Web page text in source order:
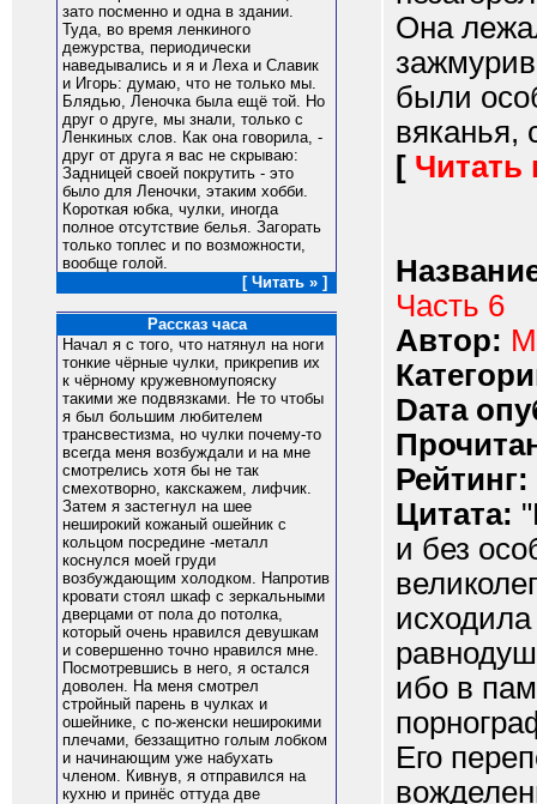
зато посменно и одна в здании.
Туда, во время ленкиного
дежурства, периодически
наведывались и я и Леха и Славик
и Игорь: думаю, что не только мы.
Блядью, Леночка была ещё той. Но
друг о друге, мы знали, только с
Ленкиных слов. Как она говорила, -
друг от друга я вас не скрываю:
Задницей своей покрутить - это
было для Леночки, этаким хобби.
Короткая юбка, чулки, иногда
полное отсутствие белья. Загорать
только топлес и по возможности,
вообще голой.
[ Читать » ]
Рассказ часа
Начал я с того, что натянул на ноги
тонкие чёрные чулки, прикрепив их
к чёрному кружевномупояску
такими же подвязками. Не то чтобы
я был большим любителем
трансвестизма, но чулки почему-то
всегда меня возбуждали и на мне
смотрелись хотя бы не так
смехотворно, какскажем, лифчик.
Затем я застегнул на шее
неширокий кожаный ошейник с
кольцом посредине -металл
коснулся моей груди
возбуждающим холодком. Напротив
кровати стоял шкаф с зеркальными
дверцами от пола до потолка,
который очень нравился девушкам
и совершенно точно нравился мне.
Посмотревшись в него, я остался
доволен. На меня смотрел
стройный парень в чулках и
ошейнике, с по-женски неширокими
плечами, беззащитно голым лобком
и начинающим уже набухать
членом. Кивнув, я отправился на
кухню и принёс оттуда две
Она
были
вяканья,
[ Читать
Часть 6
Автор:
Dата
Рейтинг:
Цитата:
и без
ибо в
Его